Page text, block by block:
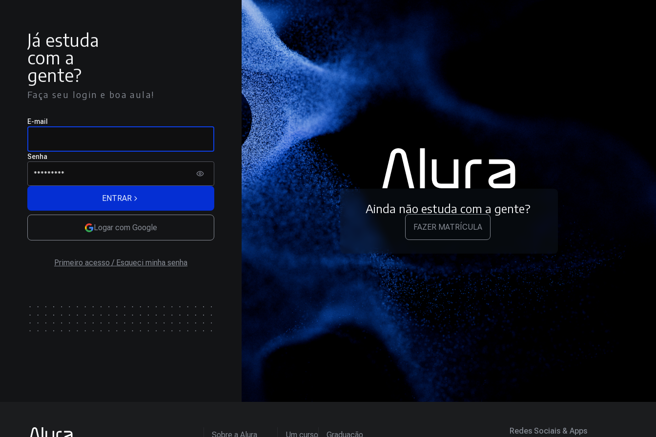
Já estuda
com a
gente?
Faça seu login e boa aula!
E-mail
Senha
ENTRAR
Logar com Google
Primeiro acesso / Esqueci minha senha
Ainda não estuda com a gente?
FAZER MATRÍCULA
Sobre a Alura Um curso Graduação Redes Sociais & Apps